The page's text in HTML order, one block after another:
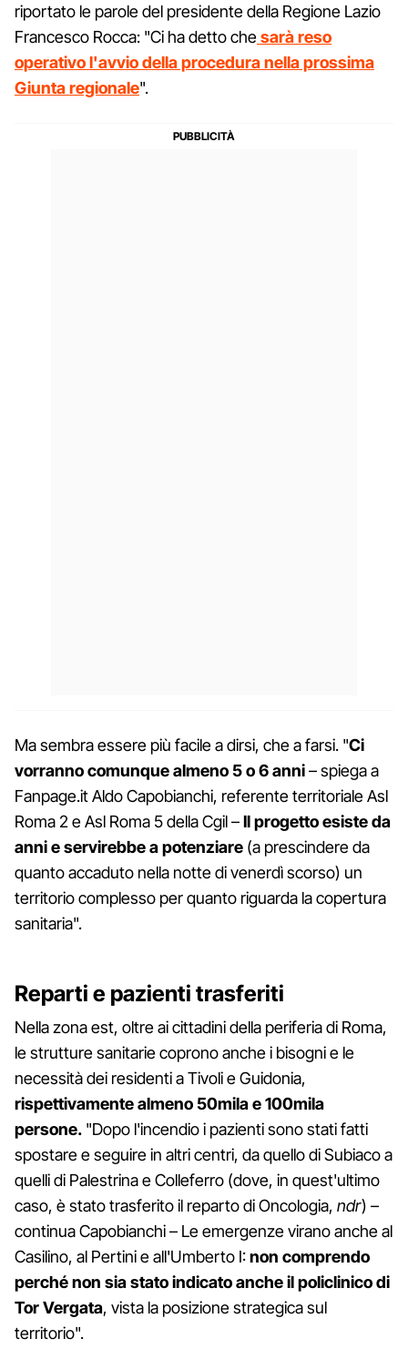
riportato le parole del presidente della Regione Lazio
Francesco Rocca: "Ci ha detto chesarà reso
operativo l'avvio della procedura nella prossima
Giunta regionale".
Ma sembra essere più facile a dirsi, che a farsi. "Ci
vorranno comunque almeno 5 o 6 anni– spiega a
Fanpage.it Aldo Capobianchi, referente territoriale Asl
Roma 2 e Asl Roma 5 della Cgil –Il progetto esiste da
anni e servirebbe a potenziare (a prescindere da
quanto accaduto nella notte di venerdì scorso) un
territorio complesso per quanto riguarda la copertura
sanitaria".
Reparti e pazienti trasferiti
Nella zona est, oltre ai cittadini della periferia di Roma,
le strutture sanitarie coprono anche i bisogni e le
necessità dei residenti a Tivoli e Guidonia,
rispettivamente almeno 50mila e 100mila
persone. "Dopo l'incendio i pazienti sono stati fatti
spostare e seguire in altri centri, da quello di Subiaco a
quelli di Palestrina e Colleferro (dove, in quest'ultimo
caso, è stato trasferito il reparto di Oncologia, ndr) –
continua Capobianchi – Le emergenze virano anche al
Casilino, al Pertini e all'Umberto I:non comprendo
perché non sia stato indicato anche il policlinico di
Tor Vergata, vista la posizione strategica sul
territorio".